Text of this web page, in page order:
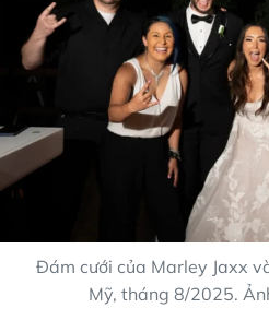
Đám cưới của Marley Jaxx
Mỹ, tháng 8/2025.